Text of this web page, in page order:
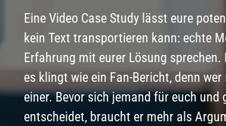
Eine Video Case Study lässt eure
kein Text transportieren kann: echte
Erfahrung mit eurer Lösung
es klingt wie ein Fan-Bericht, denn
einer. Bevor sich jemand für euch und
entscheidet, braucht er mehr als